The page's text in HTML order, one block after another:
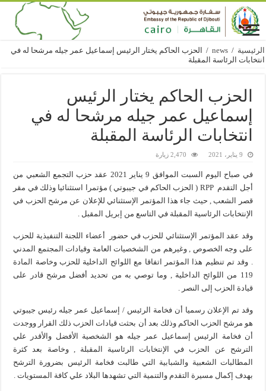
الرئيسية /
news
/ الحزب الحاكم يختار الرئيس إسماعيل عمر جيله مرشحا له في
انتخابات الرئاسة المقبلة
الحزب الحاكم يختار الرئيس
إسماعيل عمر جيله مرشحا له في
انتخابات الرئاسة المقبلة
9 يناير، 2021 2,470 زيارة
في صباح اليوم السبت الموافق 9 يناير 2021 عقد حزب التجمع الشعبي من
أجل التقدم RPP ( الحزب الحاكم في جيبوتي ) مؤتمرا استثنائيا وذلك في مقر
قصر الشعب , حيث جاء هذا المؤتمر الإستثنائي للإعلان عن مرشح الحزب في
الإنتخابات الرئاسية المقبلة في التاسع من إبريل المقبل .
وقد عقد المؤتمر الإستثنائي للحزب في حضور أعضاء اللجنة التنفيذية للحزب
على وجه الخصوص , وغيرهم من الشخصيات العامة وقيادات المجتمع المدني
. وقد تم تنظيم هذا المؤتمر اتفاقا مع اللوائح الداخلية للحزب وخاصة المادة
119 من اللوائح الداخلية , وما توصي به من تحديد أفضل مرشح قادر على
قيادة الحزب إلى النصر .
وقد تم الإعلان رسميا أن فخامة الرئيس / إسماعيل عمر جيله رئيس جيبوتي
هو مرشح الحزب الحاكم وذلك بعد أن بحثت قيادات الحزب ذلك القرار ووجدت
أن فخامة الرئيس إسماعيل عمر جيله هو الشخصية الأفضل والأقدر علي
الترشح عن الحزب في الإنتخابات الرئاسية المقبلة , وخاصة بعد كثرة
المطالبات الشعبية والشبابية التي طالبت فخامة الرئيس بضرورة الترشح
بهدف إكمال مسيرة التقدم والتنمية التي تشهدها البلاد علي كافة المستويات .